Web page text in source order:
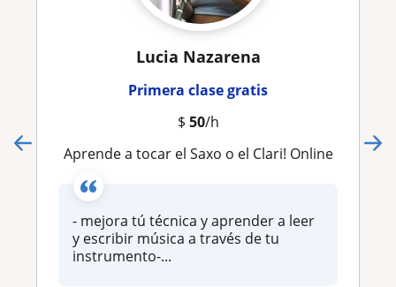
Lucia Nazarena
Primera clase gratis
$ 50/h
Aprende a tocar el Saxo o el Clari! Online
- mejora tú técnica y aprender a leer
y escribir música a través de tu
instrumento-...